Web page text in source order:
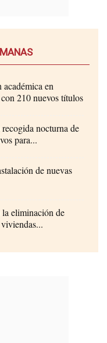
en
210 nuevos títulos
nocturna de
para...
de nuevas
eliminación de